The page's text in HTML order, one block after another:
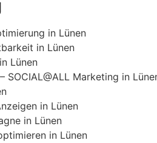
in Lünen
in Lünen
Lünen
SOCIAL@ALL Marketing in
in Lünen
in Lünen
in Lünen